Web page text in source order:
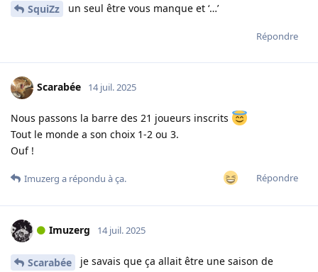
SquiZz un seul être vous manque et ‘…’
Répondre
Scarabée 14 juil. 2025
Nous passons la barre des 21 joueurs inscrits
Tout le monde a son choix 1-2 ou 3.
Ouf !
Répondre
Imuzerg a répondu à ça.
Imuzerg 14 juil. 2025
Scarabée
je savais que ça allait être une saison de